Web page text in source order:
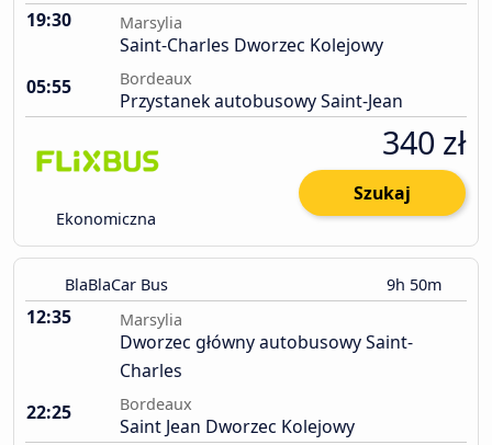
19:30 Marsylia
Saint-Charles Dworzec Kolejowy
05:55
Bordeaux
Przystanek autobusowy Saint-Jean
Ekonomiczna
340 zł
Szukaj
BlaBlaCar Bus 9h 50m
12:35 Marsylia
Dworzec główny autobusowy Saint-
Charles
22:25
Bordeaux
Saint Jean Dworzec Kolejowy